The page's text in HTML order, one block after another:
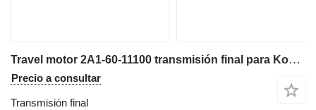
Travel motor 2A1-60-11100 transmisión final para Komatsu PC26MR-3 miniexcavadora
Precio a consultar
Transmisión final